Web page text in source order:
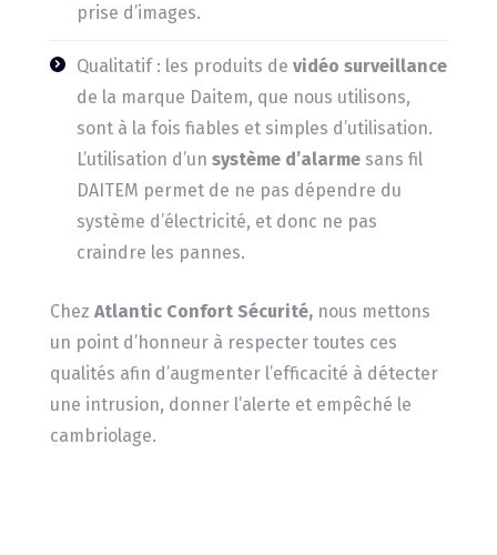
prise d’images.
Qualitatif : les produits de vidéo surveillance
de la marque Daitem, que nous utilisons,
sont à la fois fiables et simples d’utilisation.
L’utilisation d’un système d’alarmesans fil
DAITEM permet de ne pas dépendre du
système d’électricité, et donc ne pas
craindre les pannes.
Chez Atlantic Confort Sécurité,nous mettons
un point d’honneur à respecter toutes ces
qualités afin d’augmenter l’efficacité à détecter
une intrusion, donner l’alerte et empêché le
cambriolage.